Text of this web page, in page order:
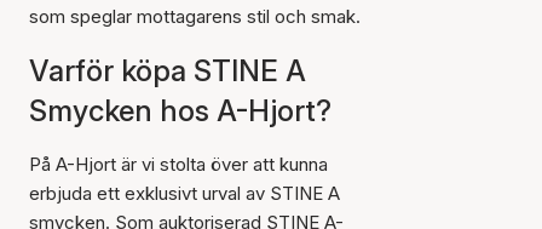
som speglar mottagarens stil och smak.
Varför köpa STINE A
Smycken hos A-Hjort?
På A-Hjort är vi stolta över att kunna
erbjuda ett exklusivt urval av STINE A
smycken. Som auktoriserad STINE A-